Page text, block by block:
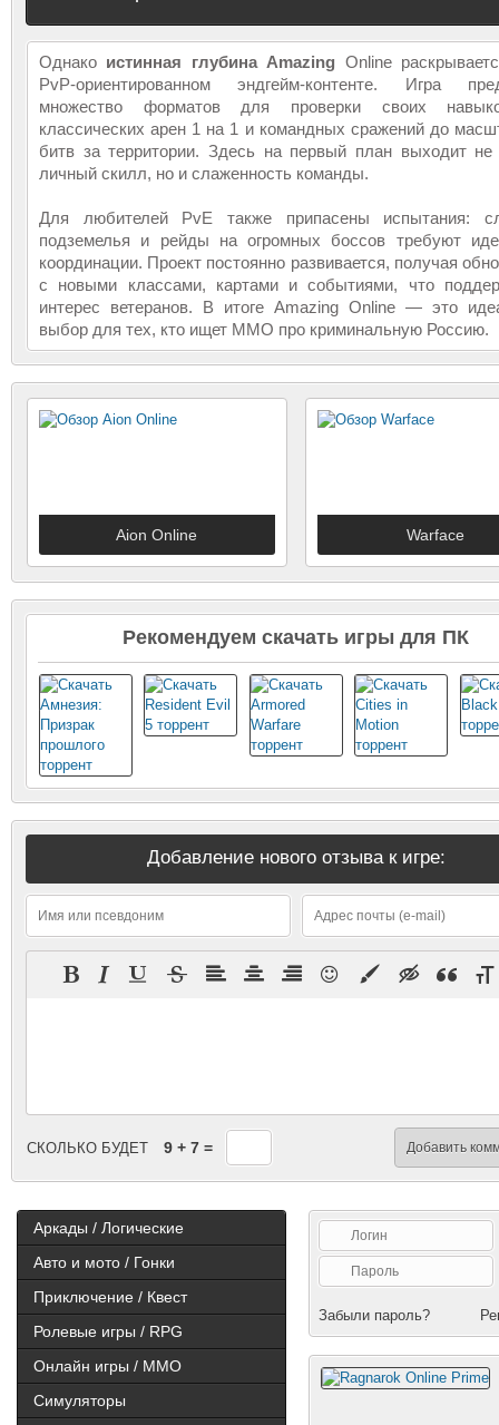
Однако истинная глубина Amazing Online
PvP-ориентированном эндгейм-контенте. Игра
множество форматов для проверки своих
классических арен 1 на 1 и командных сражений до
битв за территории. Здесь на первый план выходит не
личный скилл, но и слаженность команды.
Для любителей PvE также припасены испытания:
подземелья и рейды на огромных боссов требуют
координации. Проект постоянно развивается, получая
с новыми классами, картами и событиями, что
интерес ветеранов. В итоге Amazing Online — это
выбор для тех, кто ищет MMO про криминальную Россию.
Aion Online
MMORPG с открытым
Warface
Рекомендуем скачать игры для ПК
Добавление нового отзыва к игре:
Добавить
СКОЛЬКО БУДЕТ 9 + 7 =
Аркады / Логические
Авто и мото / Гонки
Приключение / Квест
Ролевые игры / RPG
Онлайн игры / MMO
Симуляторы
Забыли пароль?